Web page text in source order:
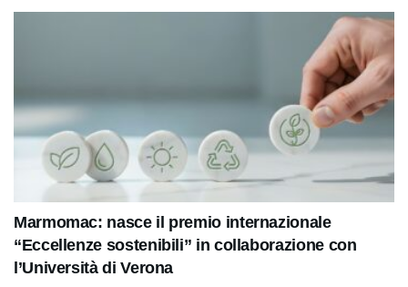
Marmomac: nasce il premio internazionale
“Eccellenze sostenibili” in collaborazione con
l’Università di Verona